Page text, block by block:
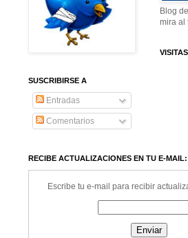
SUSCRIBIRSE A
Entradas
Comentarios
Blog
mira al
VISITAS
RECIBE ACTUALIZACIONES EN TU E-MAIL:
Escribe tu e-mail para recibir